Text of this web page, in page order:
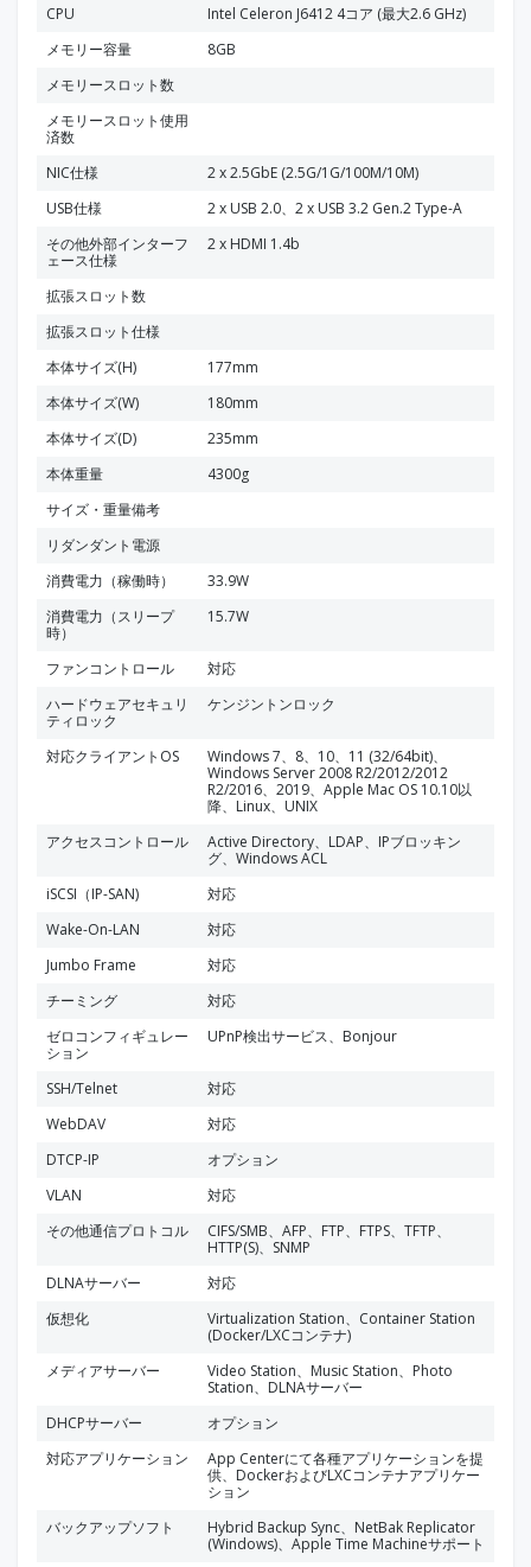
CPU
Intel Celeron J6412 4コア (最大2.6 GHz)
メモリー容量
8GB
メモリースロット数
メモリースロット使用
済数
NIC仕様
2 x 2.5GbE (2.5G/1G/100M/10M)
USB仕様
2 x USB 2.0、2 x USB 3.2 Gen.2 Type-A
その他外部インターフ
ェース仕様
2 x HDMI 1.4b
拡張スロット数
拡張スロット仕様
本体サイズ(H)
177mm
本体サイズ(W)
180mm
本体サイズ(D)
235mm
本体重量
4300g
サイズ・重量備考
リダンダント電源
消費電力（稼働時）
33.9W
消費電力（スリープ
時）
15.7W
ファンコントロール
対応
ハードウェアセキュリ
ティロック
ケンジントンロック
対応クライアントOS
Windows 7、8、10、11 (32/64bit)、
Windows Server 2008 R2/2012/2012
R2/2016、2019、Apple Mac OS 10.10以
降、Linux、UNIX
アクセスコントロール
Active Directory、LDAP、IPブロッキン
グ、Windows ACL
iSCSI（IP-SAN)
対応
Wake-On-LAN
対応
Jumbo Frame
対応
チーミング
対応
ゼロコンフィギュレー
ション
UPnP検出サービス、Bonjour
SSH/Telnet
対応
WebDAV
対応
DTCP-IP
オプション
VLAN
対応
その他通信プロトコル
CIFS/SMB、AFP、FTP、FTPS、TFTP、
HTTP(S)、SNMP
DLNAサーバー
対応
仮想化
Virtualization Station、Container Station
(Docker/LXCコンテナ)
メディアサーバー
Video Station、Music Station、Photo
Station、DLNAサーバー
DHCPサーバー
オプション
対応アプリケーション
App Centerにて各種アプリケーションを提
供、DockerおよびLXCコンテナアプリケー
ション
バックアップソフト
Hybrid Backup Sync、NetBak Replicator
(Windows)、Apple Time Machineサポート